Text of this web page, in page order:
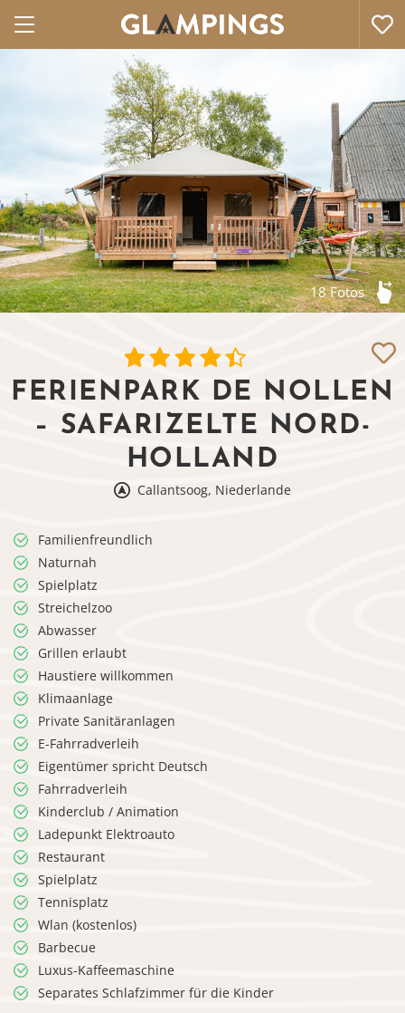
18 Fotos
FERIENPARK DE NOLLEN
– SAFARIZELTE NORD-
HOLLAND
Callantsoog, Niederlande
Familienfreundlich
Naturnah
Spielplatz
Streichelzoo
Abwasser
Grillen erlaubt
Haustiere willkommen
Klimaanlage
Private Sanitäranlagen
E-Fahrradverleih
Eigentümer spricht Deutsch
Fahrradverleih
Kinderclub / Animation
Ladepunkt Elektroauto
Restaurant
Spielplatz
Tennisplatz
Wlan (kostenlos)
Barbecue
Luxus-Kaffeemaschine
Separates Schlafzimmer für die Kinder